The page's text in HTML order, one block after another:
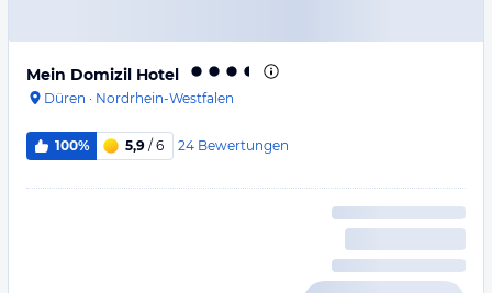
Mein Domizil Hotel
Düren · Nordrhein-Westfalen
100% 5,9 / 6 24 Bewertungen